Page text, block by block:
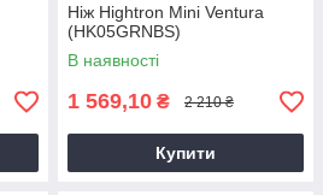
Ніж Hightron Mini Ventura
(HK05GRNBS)
В наявності
1 569,10 ₴ 2 210 ₴
Купити